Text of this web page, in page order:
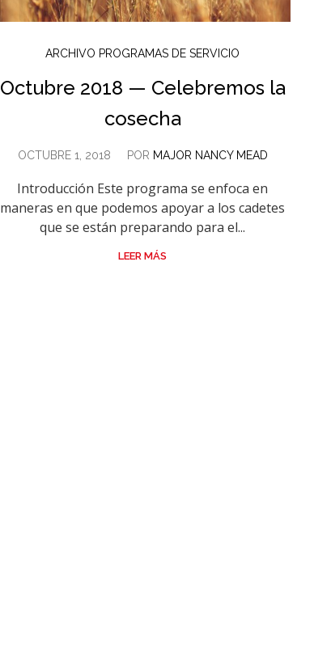
ARCHIVO PROGRAMAS DE SERVICIO
Octubre 2018 — Celebremos la
cosecha
OCTUBRE 1, 2018 POR MAJOR NANCY MEAD
Introducción Este programa se enfoca en
maneras en que podemos apoyar a los cadetes
que se están preparando para el...
LEER MÁS